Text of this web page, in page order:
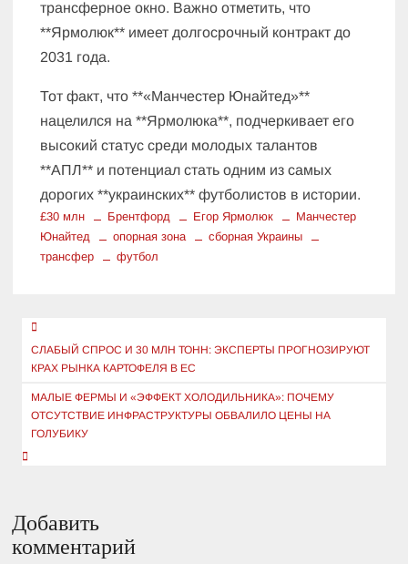
трансферное окно. Важно отметить, что
**Ярмолюк** имеет долгосрочный контракт до
2031 года.
Тот факт, что **«Манчестер Юнайтед»**
нацелился на **Ярмолюка**, подчеркивает его
высокий статус среди молодых талантов
**АПЛ** и потенциал стать одним из самых
дорогих **украинских** футболистов в истории.
£30 млн Брентфорд Егор Ярмолюк
Манчестер
Юнайтед
опорная зона
сборная Украины
трансфер
футбол
Навигация
по
записям
СЛАБЫЙ СПРОС И 30 МЛН ТОНН: ЭКСПЕРТЫ ПРОГНОЗИРУЮТ
КРАХ РЫНКА КАРТОФЕЛЯ В ЕС
МАЛЫЕ ФЕРМЫ И «ЭФФЕКТ ХОЛОДИЛЬНИКА»: ПОЧЕМУ
ОТСУТСТВИЕ ИНФРАСТРУКТУРЫ ОБВАЛИЛО ЦЕНЫ НА
ГОЛУБИКУ
Добавить
комментарий